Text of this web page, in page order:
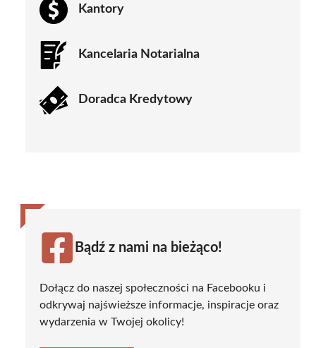
Kantory
Kancelaria Notarialna
Doradca Kredytowy
Bądź z nami na bieżąco!
Dołącz do naszej społeczności na Facebooku i
odkrywaj najświeższe informacje, inspiracje oraz
wydarzenia w Twojej okolicy!